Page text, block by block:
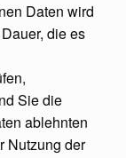
Daten wird
die es
Sie die
ablehnten
Nutzung der